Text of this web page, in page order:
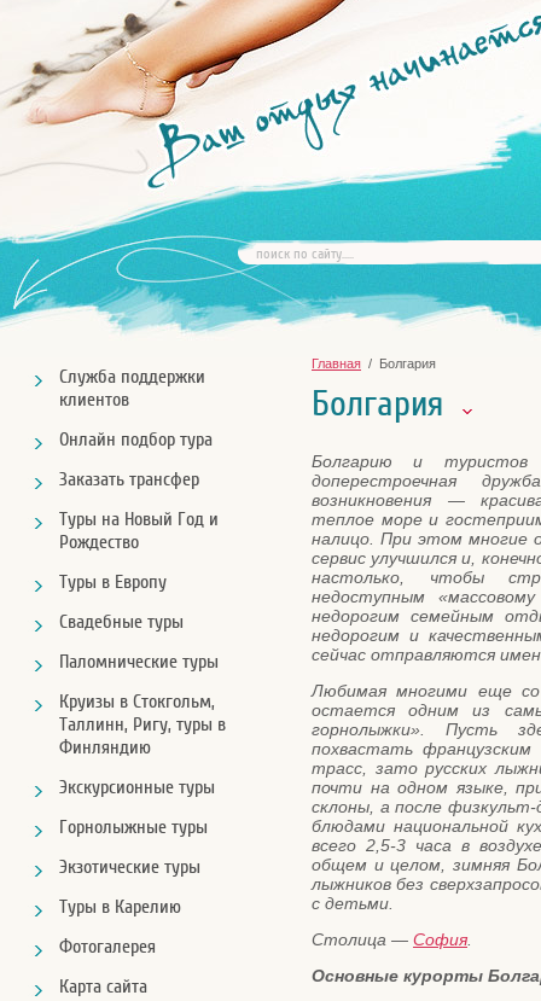
Служба поддержки
клиентов
Онлайн подбор тура
Заказать трансфер
Туры на Новый Год и
Рождество
Туры в Европу
Свадебные туры
Паломнические туры
Круизы в Стокгольм,
Таллинн, Ригу, туры в
Финляндию
Экскурсионные туры
Горнолыжные туры
Экзотические туры
Туры в Карелию
Фотогалерея
Карта сайта
Главная / Болгария
Болгария
Болгарию и туристов
доперестроечная
возникновения —
теплое море и
налицо. При этом многие
сервис улучшился и,
настолько, чтобы
недоступным
недорогим семейным
недорогим и
сейчас отправляются
Любимая многими еще со
остается одним из
горнолыжки». Пусть
похвастать
трасс, зато русских
почти на одном языке,
склоны, а после
блюдами национальной
всего 2,5-3 часа в
общем и целом, зимняя
лыжников без
с детьми.
Столица — София
Основные курорты